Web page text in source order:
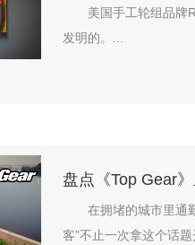
美国手工轮组品牌
发明的。...
盘点《Top Gear
在拥堵的城市里通
客”不止一次拿这个话